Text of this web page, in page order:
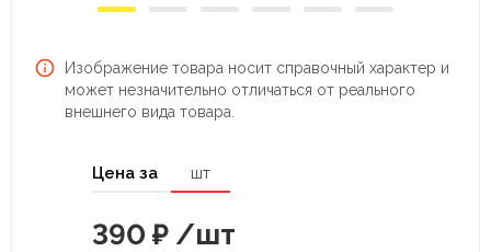
Изображение товара носит справочный характер и
может незначительно отличаться от реального
внешнего вида товара.
Цена за шт
390 ₽ /шт